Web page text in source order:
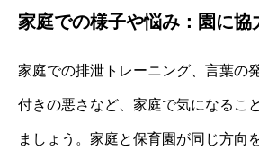
家庭での様子や悩み：園に協
家庭での排泄トレーニング、言葉の
付きの悪さなど、家庭で気になるこ
ましょう。家庭と保育園が同じ方向